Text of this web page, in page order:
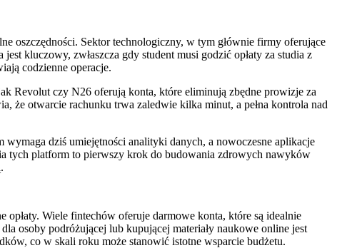
oszczędności. Sektor technologiczny, w tym głównie firmy oferujące
kluczowy, zwłaszcza gdy student musi godzić opłaty za studia z
codzienne operacje.
Revolut czy N26 oferują konta, które eliminują zbędne prowizje za
że otwarcie rachunku trwa zaledwie kilka minut, a pełna kontrola nad
dziś umiejętności analityki danych, a nowoczesne aplikacje
tych platform to pierwszy krok do budowania zdrowych nawyków
opłaty. Wiele fintechów oferuje darmowe konta, które są idealnie
osoby podróżującej lub kupującej materiały naukowe online jest
co w skali roku może stanowić istotne wsparcie budżetu.